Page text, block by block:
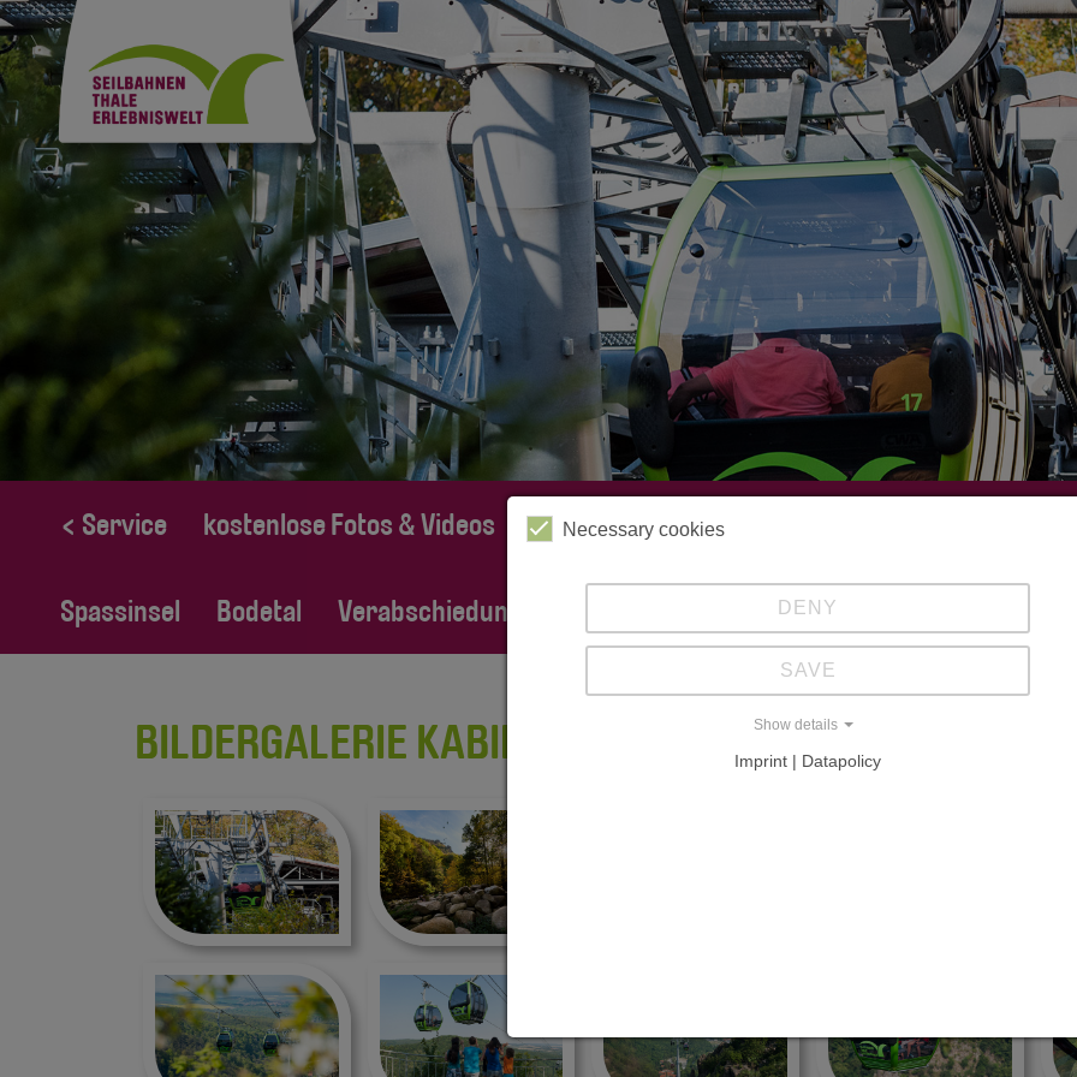
< Service kostenlose Fotos & Videos Videos Kabinenbahn
Spassinsel Bodetal Verabschiedung Familie Tietz
BILDERGALERIE KABINENBAHN
Necessary cookies
DENY
SAVE
Show details
Imprint | Datapolicy